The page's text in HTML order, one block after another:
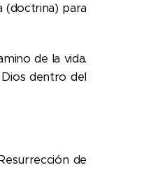
(doctrina) para
de la vida.
dentro del
de